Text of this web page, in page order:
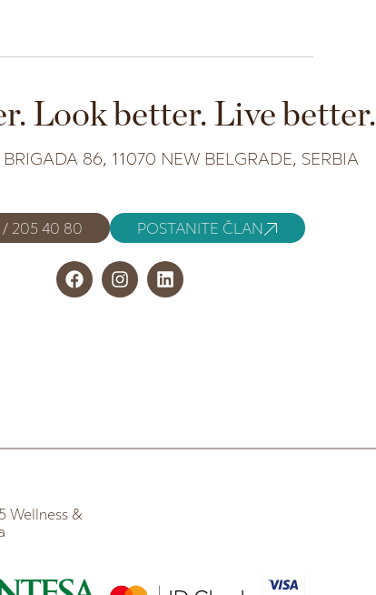
Look better. Live better.
86, 11070 NEW BELGRADE, SERBIA
/ 205 40 80 POSTANITE ČLAN
Wellness &